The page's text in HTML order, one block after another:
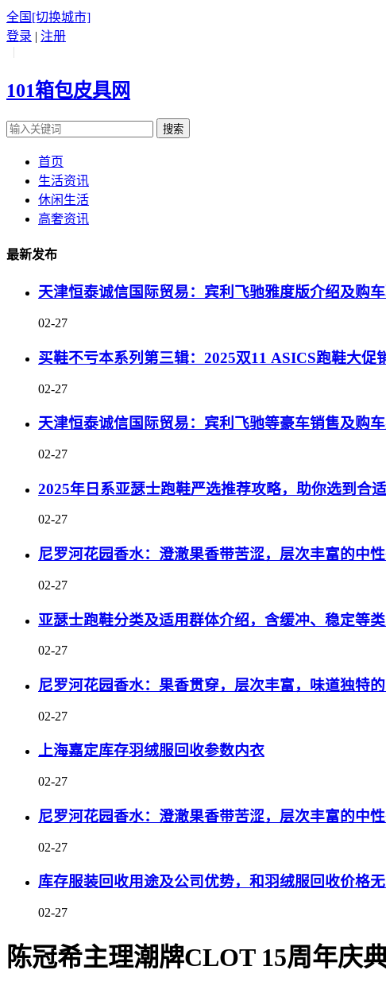
全国 [切换城市]
登录 | 注册
|
101箱包皮具网
搜索
首页
生活资讯
休闲生活
高奢资讯
最新发布
天津恒泰诚信国际贸易：宾利飞驰雅度版介绍及购
02-27
买鞋不亏本系列第三辑：2025双11 ASICS跑鞋大促
02-27
天津恒泰诚信国际贸易：宾利飞驰等豪车销售及购
02-27
2025年日系亚瑟士跑鞋严选推荐攻略，助你选到合
02-27
尼罗河花园香水：澄澈果香带苦涩，层次丰富的中
02-27
亚瑟士跑鞋分类及适用群体介绍，含缓冲、稳定等
02-27
尼罗河花园香水：果香贯穿，层次丰富，味道独特
02-27
上海嘉定库存羽绒服回收参数内衣
02-27
尼罗河花园香水：澄澈果香带苦涩，层次丰富的中
02-27
库存服装回收用途及公司优势，和羽绒服回收价格
02-27
陈冠希主理潮牌CLOT 15周年庆